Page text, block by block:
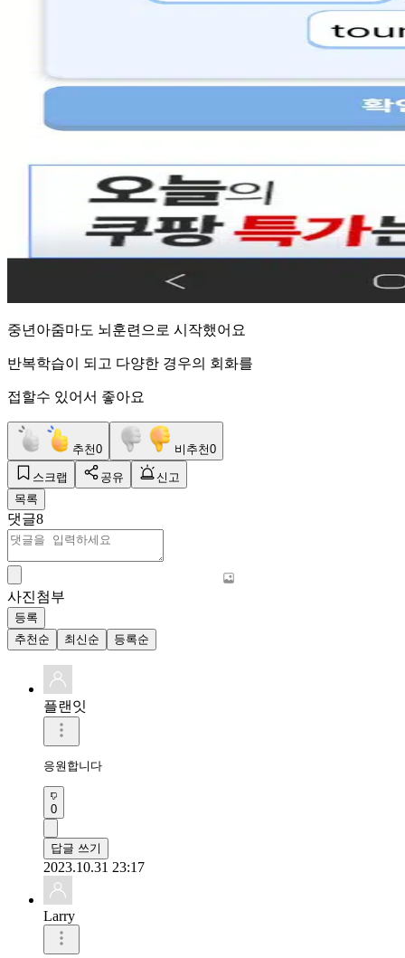
중년아줌마도 뇌훈련으로 시작했어요
반복학습이 되고 다양한 경우의 회화를
접할수 있어서 좋아요
추천0 비추천0
스크랩 공유
신고
목록
댓글8
사진첨부
등록
추천순
최신순 등록순
플랜잇
응원합니다
0
답글 쓰기
2023.10.31 23:17
Larry